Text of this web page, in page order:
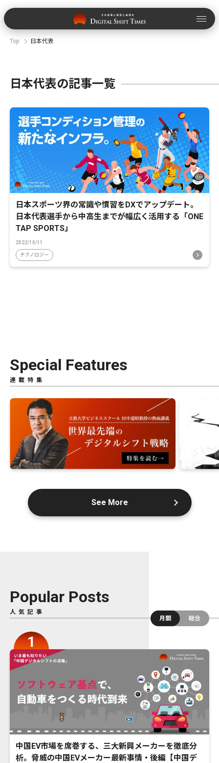
Top 日本代表
日本代表の記事一覧
日本スポーツ界の常識や慣習をDXでアップデート。
日本代表選手から中高生までが幅広く活用する「ONE
TAP SPORTS」
2022/10/11
テクノロジー
Special Features
連載特集
See More
Popular Posts
人気記事
月間
総合
中国EV市場を席巻する、三大新興メーカーを徹底分
析。脅威の中国EVメーカー最新事情・後編【中国デ